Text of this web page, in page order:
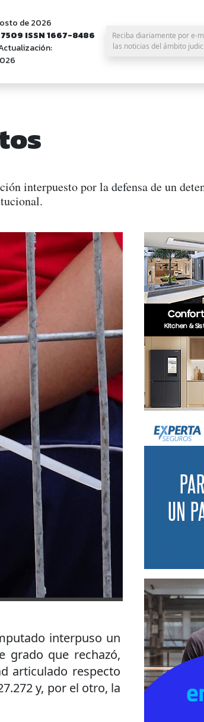
de 2026
ISSN 1667-8486
Reciba diariamente por e-
las noticias del ámbito
interpuesto por la defensa de un
interpuso un
grado que rechazó,
articulado respecto
y, por el otro, la